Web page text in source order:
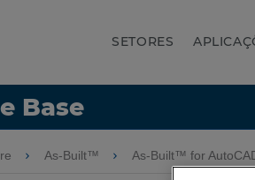
SETORES
Base
hierarquia global
As-Built™ As-Built™ for